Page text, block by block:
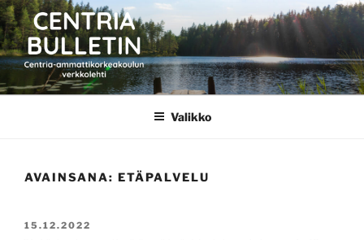
Siirry
sisältöön
CENTRIA BULLETIN
Valikko
AVAINSANA: ETÄPALVELU
JULKAISTU
15.12.2022